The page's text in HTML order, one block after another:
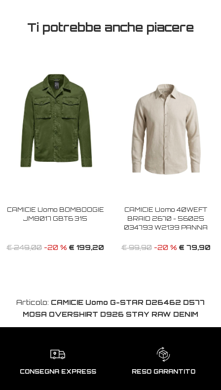
Ti potrebbe anche piacere
CAMICIE Uomo BOMBOOGIE
JM8017 GBT6 315
€ 249,00 -20 % € 199,20
CAMICIE Uomo 40WEFT
BRAID 2670 - 56025
034793 W2139 PANNA
€ 99,90-20 % € 79,90
Articolo: CAMICIE Uomo G-STAR D26462 D577
MOSA OVERSHIRT D926 STAY RAW DENIM
CONSEGNA EXPRESS RESO GARANTITO